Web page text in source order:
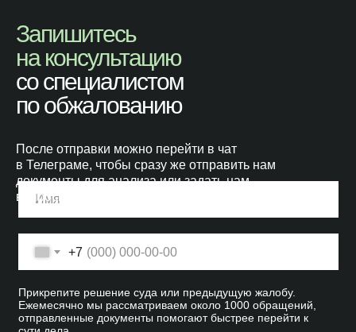
+7
Прикрепите решение суда или предыдущую жалобу.
Ежемесячно мы рассматриваем около 1000 обращений,
отправленные документы помогают быстрее перейти к
После отправки можно перейти в чат
в Телеграме, чтобы сразу же отправить нам
документы для анализа или задать нам
вопросы.
Запишитесь
на консультацию
со специалистом
по обжалованию